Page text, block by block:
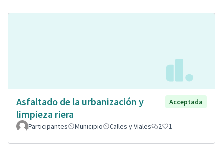
Asfaltado de la urbanización y
limpieza riera
Acceptada
Participantes Municipio Calles y Viales 2 1